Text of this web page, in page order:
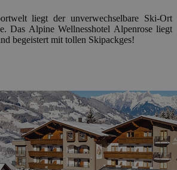
liegt der unverwechselbare Ski-Ort
Das Alpine Wellnesshotel Alpenrose liegt
begeistert mit tollen Skipackges!